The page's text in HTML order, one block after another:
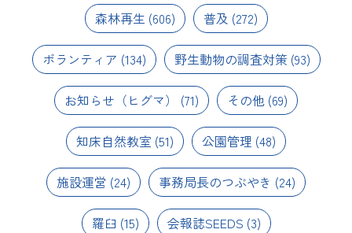
森林再生 (606) 普及 (272)
ボランティア (134) 野生動物の調査対策 (93)
お知らせ（ヒグマ） (71) その他 (69)
知床自然教室 (51) 公園管理 (48)
施設運営 (24) 事務局長のつぶやき (24)
羅臼 (15) 会報誌SEEDS (3)